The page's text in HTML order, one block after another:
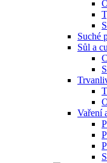
Suché
Sůl a
Vaření